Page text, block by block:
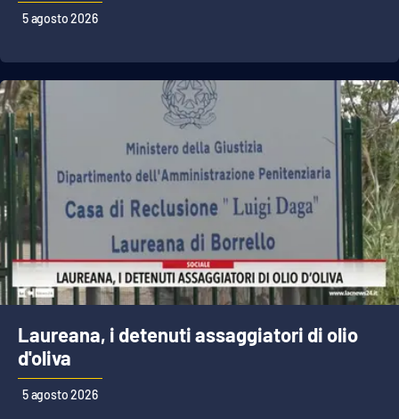
Cronaca
Cultura
Economia e Lavoro
Sanità
Società
Sport
RUBRICHE
Good Morning Vietnam
5 agosto 2026
Laureana, i detenuti assaggiatori di olio
d'oliva
5 agosto 2026